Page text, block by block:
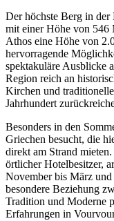
Der höchste Berg in
mit einer Höhe von 546
Athos eine Höhe von
hervorragende
spektakuläre Ausblicke
Region reich an
Kirchen und
Jahrhundert
Besonders in den
Griechen besucht, die
direkt am Strand
örtlicher Hotelbesitzer,
November bis März
besondere Beziehung
Tradition und Moderne
Erfahrungen in